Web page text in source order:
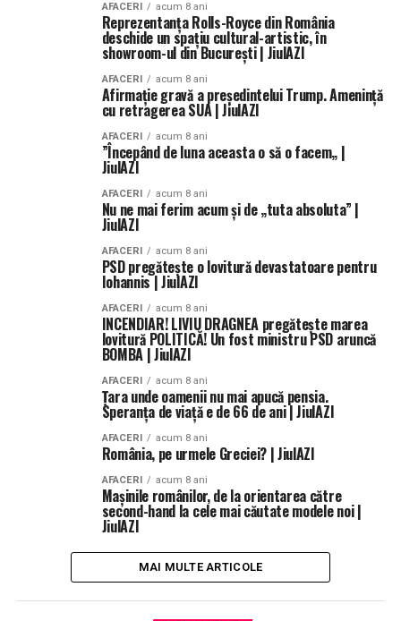
AFACERI acum 8 ani
Reprezentanţa Rolls-Royce din România
deschide un spaţiu cultural-artistic, în
showroom-ul din Bucureşti | JiulAZI
AFACERI acum 8 ani
Afirmaţie gravă a preşedintelui Trump. Ameninţă
cu retragerea SUA | JiulAZI
AFACERI acum 8 ani
”Începând de luna aceasta o să o facem„ |
JiulAZI
AFACERI acum 8 ani
Nu ne mai ferim acum şi de „tuta absoluta” |
JiulAZI
AFACERI acum 8 ani
PSD pregătește o lovitură devastatoare pentru
Iohannis | JiulAZI
AFACERI acum 8 ani
INCENDIAR! LIVIU DRAGNEA pregăteşte marea
lovitură POLITICĂ! Un fost ministru PSD aruncă
BOMBA | JiulAZI
AFACERI acum 8 ani
Ţara unde oamenii nu mai apucă pensia.
Speranța de viață e de 66 de ani | JiulAZI
AFACERI acum 8 ani
România, pe urmele Greciei? | JiulAZI
AFACERI acum 8 ani
Mașinile românilor, de la orientarea către
second-hand la cele mai căutate modele noi |
JiulAZI
MAI MULTE ARTICOLE